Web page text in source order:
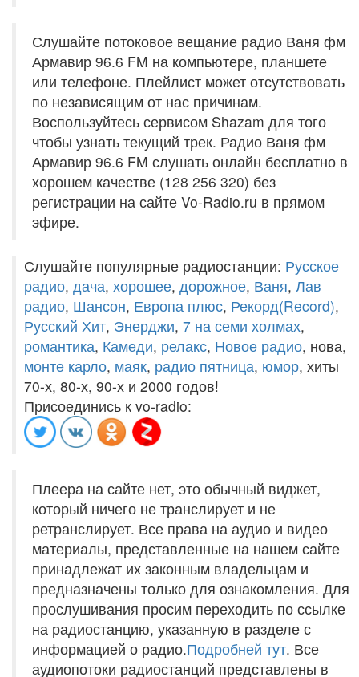
Слушайте потоковое вещание радио Ваня фм
Армавир 96.6 FM на компьютере, планшете
или телефоне. Плейлист может отсутствовать
по независящим от нас причинам.
Воспользуйтесь сервисом Shazam для того
чтобы узнать текущий трек. Радио Ваня фм
Армавир 96.6 FM слушать онлайн бесплатно в
хорошем качестве (128 256 320) без
регистрации на сайте Vo-Radio.ru в прямом
эфире.
Слушайте популярные радиостанции: Русское
радио, дача, хорошее, дорожное, Ваня, Лав
радио, Шансон, Европа плюс, Рекорд(Record),
Русский Хит, Энерджи, 7 на семи холмах,
романтика, Камеди, релакс, Новое радио, нова,
монте карло, маяк, радио пятница, юмор, хиты
70-х, 80-х, 90-х и 2000 годов!
Присоединись к vo-radio:
Плеера на сайте нет, это обычный виджет,
который ничего не транслирует и не
ретранслирует. Все права на аудио и видео
материалы, представленные на нашем сайте
принадлежат их законным владельцам и
предназначены только для ознакомления. Для
прослушивания просим переходить по ссылке
на радиостанцию, указанную в разделе с
информацией о радио.Подробней тут. Все
аудиопотоки радиостанций представлены в